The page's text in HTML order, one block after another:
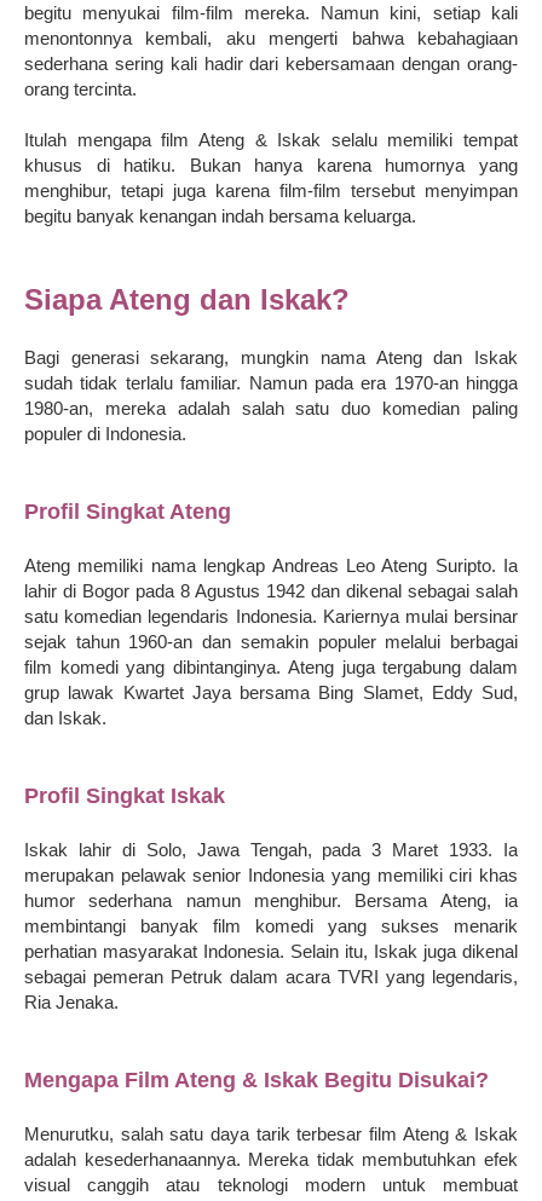
begitu menyukai film-film mereka. Namun kini, setiap kali
menontonnya kembali, aku mengerti bahwa kebahagiaan
sederhana sering kali hadir dari kebersamaan dengan orang-
orang tercinta.
Itulah mengapa film Ateng & Iskak selalu memiliki tempat
khusus di hatiku. Bukan hanya karena humornya yang
menghibur, tetapi juga karena film-film tersebut menyimpan
begitu banyak kenangan indah bersama keluarga.
Siapa Ateng dan Iskak?
Bagi generasi sekarang, mungkin nama Ateng dan Iskak
sudah tidak terlalu familiar. Namun pada era 1970-an hingga
1980-an, mereka adalah salah satu duo komedian paling
populer di Indonesia.
Profil Singkat Ateng
Ateng memiliki nama lengkap Andreas Leo Ateng Suripto. Ia
lahir di Bogor pada 8 Agustus 1942 dan dikenal sebagai salah
satu komedian legendaris Indonesia. Kariernya mulai bersinar
sejak tahun 1960-an dan semakin populer melalui berbagai
film komedi yang dibintanginya. Ateng juga tergabung dalam
grup lawak Kwartet Jaya bersama Bing Slamet, Eddy Sud,
dan Iskak.
Profil Singkat Iskak
Iskak lahir di Solo, Jawa Tengah, pada 3 Maret 1933. Ia
merupakan pelawak senior Indonesia yang memiliki ciri khas
humor sederhana namun menghibur. Bersama Ateng, ia
membintangi banyak film komedi yang sukses menarik
perhatian masyarakat Indonesia. Selain itu, Iskak juga dikenal
sebagai pemeran Petruk dalam acara TVRI yang legendaris,
Ria Jenaka.
Mengapa Film Ateng & Iskak Begitu Disukai?
Menurutku, salah satu daya tarik terbesar film Ateng & Iskak
adalah kesederhanaannya. Mereka tidak membutuhkan efek
visual canggih atau teknologi modern untuk membuat